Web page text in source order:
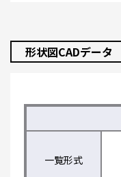
形状図CADデータ
一覧形式